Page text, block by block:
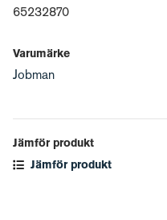
65232870
Varumärke
Jobman
Jämför produkt
Jämför produkt